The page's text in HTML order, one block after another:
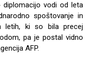
diplomacijo vodi od leta
spoštovanje in
letih, ki so bila precej
pa je postal vidno
AFP.